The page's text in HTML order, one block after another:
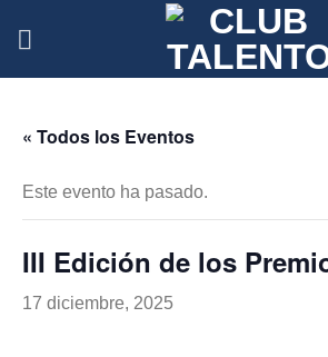
« Todos los Eventos
Este evento ha pasado.
III Edición de los
17 diciembre, 2025